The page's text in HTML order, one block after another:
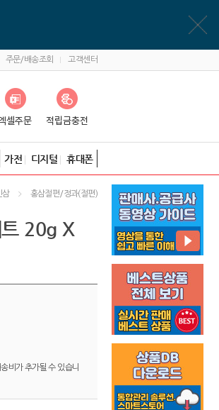
주문/배송조회 고객센터
가전 디지털 휴대폰
삼 홍삼절편/정과(절편)
20g X
비가 추가될 수 있습니